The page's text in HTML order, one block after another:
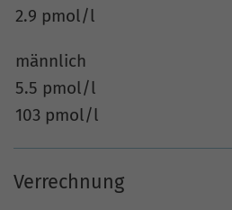
2.9 pmol/l
männlich
5.5 pmol/l
103 pmol/l
Verrechnung